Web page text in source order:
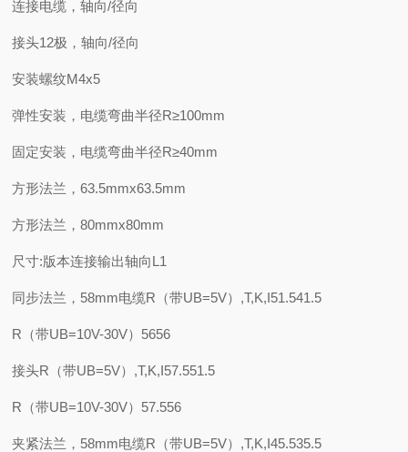
连接电缆，轴向/径向
接头12极，轴向/径向
安装螺纹M4x5
弹性安装，电缆弯曲半径R≥100mm
固定安装，电缆弯曲半径R≥40mm
方形法兰，63.5mmx63.5mm
方形法兰，80mmx80mm
尺寸:版本连接输出轴向L1
同步法兰，58mm电缆R（带UB=5V）,T,K,I51.541.5
R（带UB=10V-30V）5656
接头R（带UB=5V）,T,K,I57.551.5
R（带UB=10V-30V）57.556
夹紧法兰，58mm电缆R（带UB=5V）,T,K,I45.535.5